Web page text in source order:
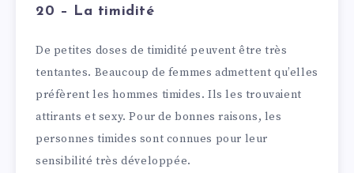
20 – La timidité
De petites doses de timidité peuvent être très
tentantes. Beaucoup de femmes admettent qu’elles
préfèrent les hommes timides. Ils les trouvaient
attirants et sexy. Pour de bonnes raisons, les
personnes timides sont connues pour leur
sensibilité très développée.